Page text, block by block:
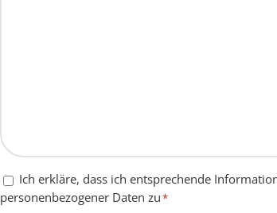
Zustimmung
*
Ich erkläre, dass ich entsprechende
personenbezogener Daten zu*